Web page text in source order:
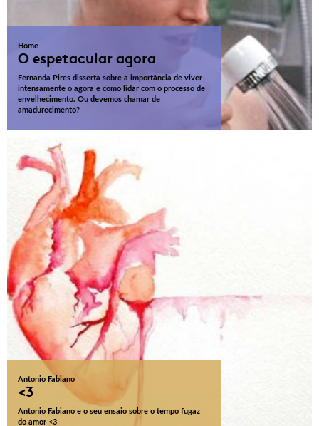
Home
O espetacular agora
Fernanda Pires disserta sobre a importância de viver
intensamente o agora e como lidar com o processo de
envelhecimento. Ou devemos chamar de
amadurecimento?
Antonio Fabiano
<3
Antonio Fabiano e o seu ensaio sobre o tempo fugaz
do amor <3